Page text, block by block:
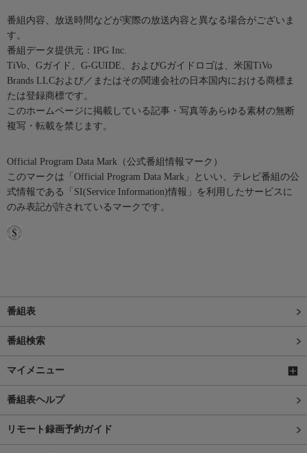
番組内容、放送時間などが実際の放送内容と異なる場合がございま
す。
番組データ提供元：IPG Inc.
TiVo、Gガイド、G-GUIDE、およびGガイドロゴは、米国TiVo
Brands LLCおよび／またはその関連会社の日本国内における商標ま
たは登録商標です。
このホームページに掲載している記事・写真等あらゆる素材の無断
複写・転載を禁じます。
Official Program Data Mark（公式番組情報マーク）
このマークは「Official Program Data Mark」といい、テレビ番組の公
式情報である「SI(Service Information)情報」を利用したサービスに
のみ表記が許されているマークです。
番組表
番組検索
マイメニュー
番組表ヘルプ
リモート録画予約ガイド